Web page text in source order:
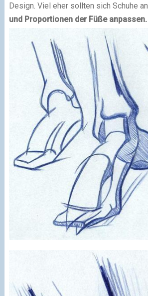
Design. Viel eher sollten sich Schuhe an
und Proportionen der Füße anpassen.